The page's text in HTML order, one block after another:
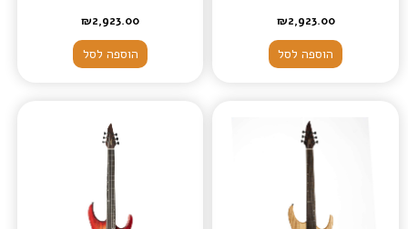
₪2,923.00
הוספה לסל
₪2,923.00
הוספה לסל